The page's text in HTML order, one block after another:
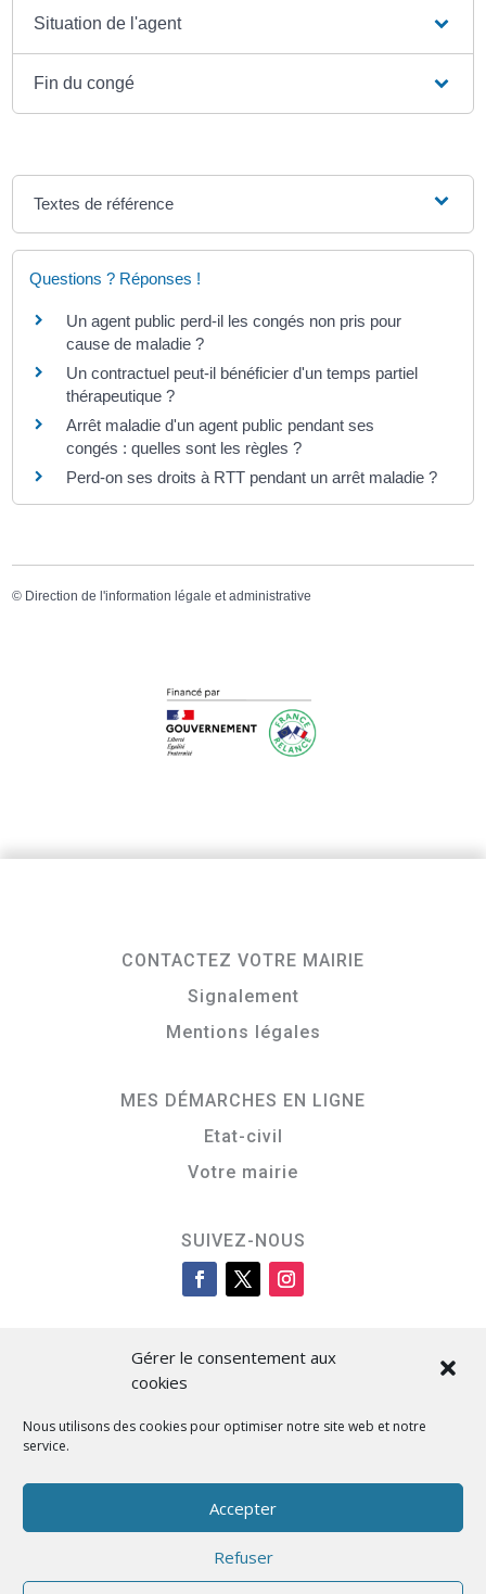
Gérer le consentement aux
cookies
Nous utilisons des cookies pour optimiser notre site web et notre
service.
Accepter
Refuser
Situation de l'agent
Fin du congé
Textes de référence
Questions ? Réponses !
Un agent public perd-il les congés non pris pour
cause de maladie ?
Un contractuel peut-il bénéficier d'un temps partiel
thérapeutique ?
Arrêt maladie d'un agent public pendant ses
congés : quelles sont les règles ?
Perd-on ses droits à RTT pendant un arrêt maladie ?
© Direction de l'information légale et administrative
CONTACTEZ VOTRE MAIRIE
Signalement
Mentions légales
MES DÉMARCHES EN LIGNE
Etat-civil
Votre mairie
SUIVEZ-NOUS
Cità di L’Isula
Designed by BKM Web Consulting